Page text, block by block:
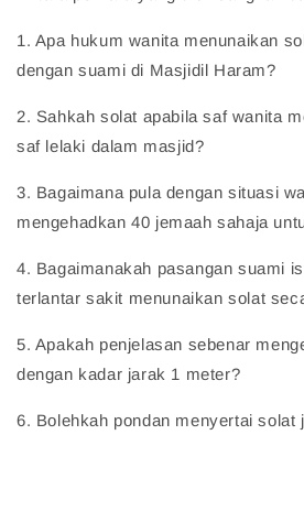
1. Apa hukum wanita menunaikan
dengan suami di Masjidil Haram?
2. Sahkah solat apabila saf wanita
saf lelaki dalam masjid?
3. Bagaimana pula dengan situasi
mengehadkan 40 jemaah sahaja
4. Bagaimanakah pasangan suami
terlantar sakit menunaikan solat
5. Apakah penjelasan sebenar
dengan kadar jarak 1 meter?
6. Bolehkah pondan menyertai solat